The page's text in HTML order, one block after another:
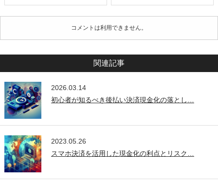
コメントは利用できません。
関連記事
2026.03.14
初心者が知るべき後払い決済現金化の落とし…
2023.05.26
スマホ決済を活用した現金化の利点とリスク…